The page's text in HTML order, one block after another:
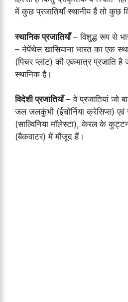
में कुछ प्रजातियाँ स्थानीय हैं तो कुछ
स्थानिकप्रजातियाँ– विशुद्ध रूप से
– नेपेंथेस खासियाना भारत का एक
(पिचर प्लांट) की एकमात्र प्रजाति है
स्थानिक है।
विदेशी प्रजातियाँ– वे प्रजातियां जो
जल जलकुंभी (ईचोर्निया क्रेसिप्स) एवं
(साल्विनिया मॉलेस्टा), केरल के
(बैकवाटर) में मौजूद हैं।